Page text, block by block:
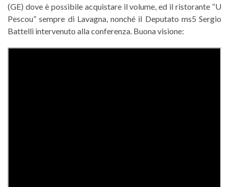
(GE) dove è possibile acquistare il volume, ed il ristorante “U
Pescou” sempre di Lavagna, nonché il Deputato ms5 Sergio
Battelli intervenuto alla conferenza. Buona visione: